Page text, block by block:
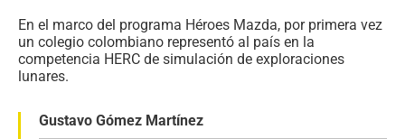
En el marco del programa Héroes Mazda, por primera vez
un colegio colombiano representó al país en la
competencia HERC de simulación de exploraciones
lunares.
Gustavo Gómez Martínez